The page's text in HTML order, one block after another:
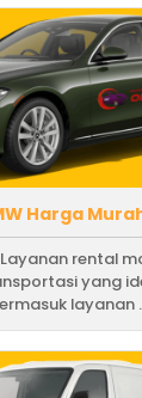
Harga
rental
yang
layanan